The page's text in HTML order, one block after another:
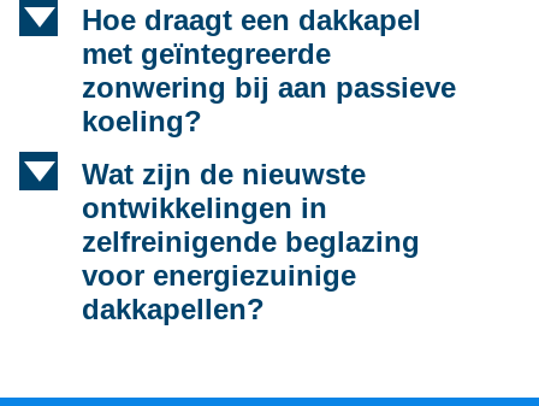
d
Hoe draagt een dakkapel
met geïntegreerde
zonwering bij aan passieve
koeling?
d
Wat zijn de nieuwste
ontwikkelingen in
zelfreinigende beglazing
voor energiezuinige
dakkapellen?